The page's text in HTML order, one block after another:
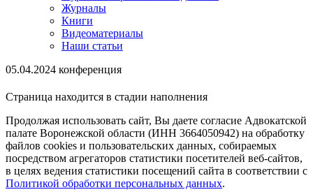
Журналы
Книги
Видеоматериалы
Наши статьи
05.04.2024 конференция
Страница находится в стадии наполнения
Продолжая использовать сайт, Вы даете согласие Адвокатской
палате Воронежской области (ИНН 3664050942) на обработку
файлов cookies и пользовательских данных, собираемых
посредством агрегаторов статистики посетителей веб-сайтов,
в целях ведения статистики посещений сайта в соответствии с
Политикой обработки персональных данных.